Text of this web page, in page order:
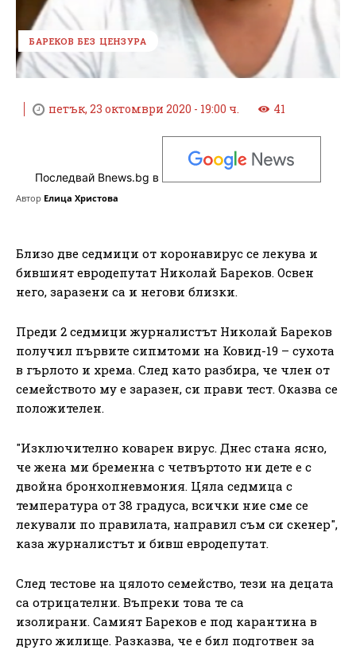
БАРЕКОВ БЕЗ ЦЕНЗУРА
петък, 23 октомври 2020 - 19:00 ч. 41
Последвай Bnews.bg в
Автор Елица Христова
Близо две седмици от коронавирус се лекува и
бившият евродепутат Николай Бареков. Освен
него, заразени са и негови близки.
Преди 2 седмици журналистът Николай Бареков
получил първите сипмтоми на Ковид-19 – сухота
в гърлото и хрема. След като разбира, че член от
семейството му е заразен, си прави тест. Оказва се
положителен.
"Изключително коварен вирус. Днес стана ясно,
че жена ми бременна с четвъртото ни дете е с
двойна бронхопневмония. Цяла седмица с
температура от 38 градуса, всички ние сме се
лекували по правилата, направил съм си скенер",
каза журналистът и бивш евродепутат.
След тестове на цялото семейство, тези на децата
са отрицателни. Въпреки това те са
изолирани. Самият Бареков е под карантина в
друго жилище. Разказва, че е бил подготвен за